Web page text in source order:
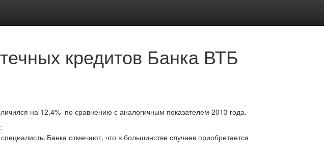
кредитов Банка ВТБ
на 12,4% по сравнению с аналогичным показателем 2013 года.
Банка отмечают, что в большинстве случаев приобретается